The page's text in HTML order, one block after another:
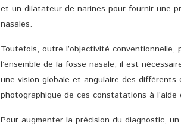
et un dilatateur de narines pour fournir une
nasales.
Toutefois, outre l’objectivité
l’ensemble de la fosse nasale, il est
une vision globale et angulaire des différents
photographique de ces constatations à
Pour augmenter la précision du diagnostic,